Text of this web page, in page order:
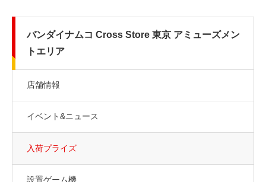
バンダイナムコ Cross Store 東京 アミューズメン
トエリア
店舗情報
イベント&ニュース
入荷プライズ
設置ゲーム機